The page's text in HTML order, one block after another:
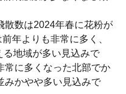
散数は2024年春に花粉が
年よりも非常に多く、
地域が多い見込みで
常に多くなった北部でか
みかやや多い見込みで